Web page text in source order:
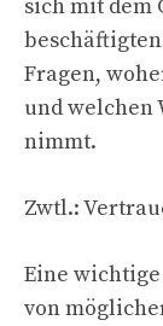
sich mit dem
Fragen,
und welchen
nimmt.
Zwtl.:
Eine
von